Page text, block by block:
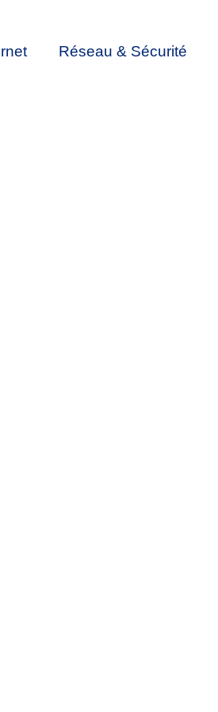
Réseau & Sécurité